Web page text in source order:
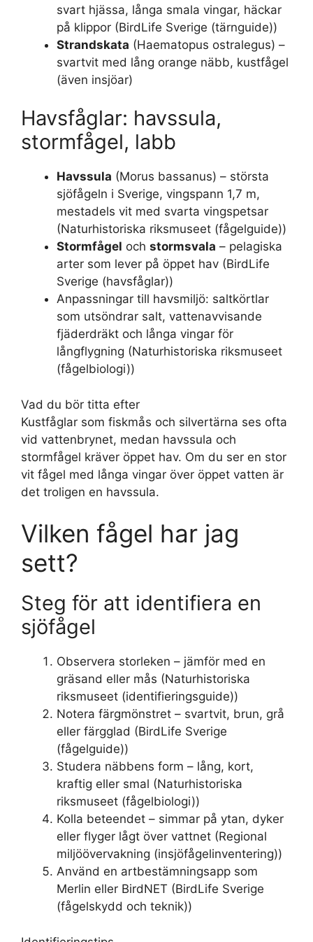
svart hjässa, långa smala vingar, häckar
på klippor (BirdLife Sverige (tärnguide))
Strandskata (Haematopus ostralegus) –
svartvit med lång orange näbb, kustfågel
(även insjöar)
Havsfåglar: havssula,
stormfågel, labb
Havssula (Morus bassanus) – största
sjöfågeln i Sverige, vingspann 1,7 m,
mestadels vit med svarta vingspetsar
(Naturhistoriska riksmuseet (fågelguide))
Stormfågel och stormsvala – pelagiska
arter som lever på öppet hav (BirdLife
Sverige (havsfåglar))
Anpassningar till havsmiljö: saltkörtlar
som utsöndrar salt, vattenavvisande
fjäderdräkt och långa vingar för
långflygning (Naturhistoriska riksmuseet
(fågelbiologi))
Vad du bör titta efter
Kustfåglar som fiskmås och silvertärna ses ofta
vid vattenbrynet, medan havssula och
stormfågel kräver öppet hav. Om du ser en stor
vit fågel med långa vingar över öppet vatten är
det troligen en havssula.
Vilken fågel har jag
sett?
Steg för att identifiera en
sjöfågel
Observera storleken – jämför med en
gräsand eller mås (Naturhistoriska
riksmuseet (identifieringsguide))
Notera färgmönstret – svartvit, brun, grå
eller färgglad (BirdLife Sverige
(fågelguide))
Studera näbbens form – lång, kort,
kraftig eller smal (Naturhistoriska
riksmuseet (fågelbiologi))
Kolla beteendet – simmar på ytan, dyker
eller flyger lågt över vattnet (Regional
miljöövervakning (insjöfågelinventering))
Använd en artbestämningsapp som
Merlin eller BirdNET (BirdLife Sverige
(fågelskydd och teknik))